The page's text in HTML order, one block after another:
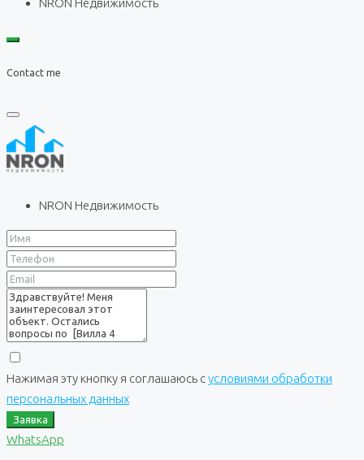
NRON Недвижимость
Contact me
NRON Недвижимость
Нажимая эту кнопку я соглашаюсь сусловиями обработки
персональных данных
Заявка
WhatsApp